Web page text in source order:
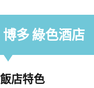
博多 綠色
飯店特色